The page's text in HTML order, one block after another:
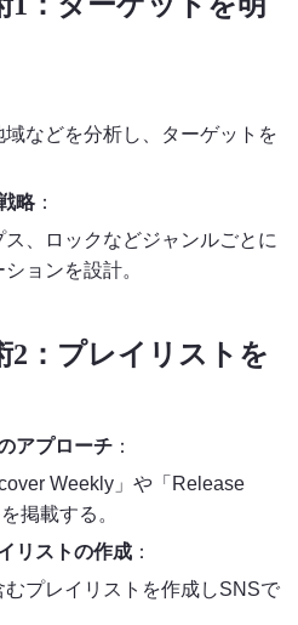
などを分析し、ターゲットを
略：
ス、ロックなどジャンルごとに
ョンを設計。
2：プレイリストを
アプローチ ：
Weekly」や「Release
掲載する。
リストの作成 ：
むプレイリストを作成しSNSで